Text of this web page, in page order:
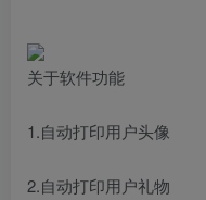
关于软件功能
1.自动打印用户头像
2.自动打印用户礼物